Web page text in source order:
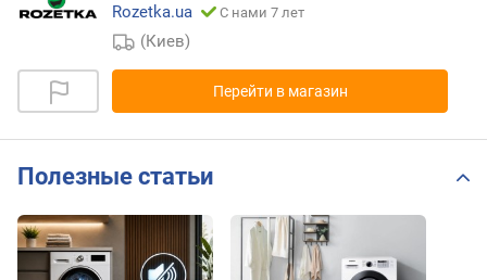
Rozetka.ua
С нами 7 лет
(Киев)
Перейти в магазин
Полезные статьи